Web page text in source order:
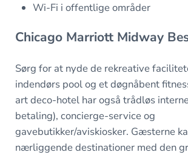
Wi-Fi i offentlige områder
Chicago Marriott Midway
Sørg for at nyde de rekreative
indendørs pool og et døgnåbent
art deco-hotel har også trådløs
betaling), concierge-service og
gavebutikker/aviskiosker. Gæsterne
nærliggende destinationer med den